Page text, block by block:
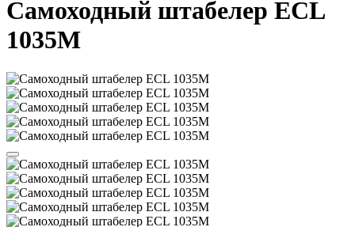
Самоходный штабелер ECL
1035M